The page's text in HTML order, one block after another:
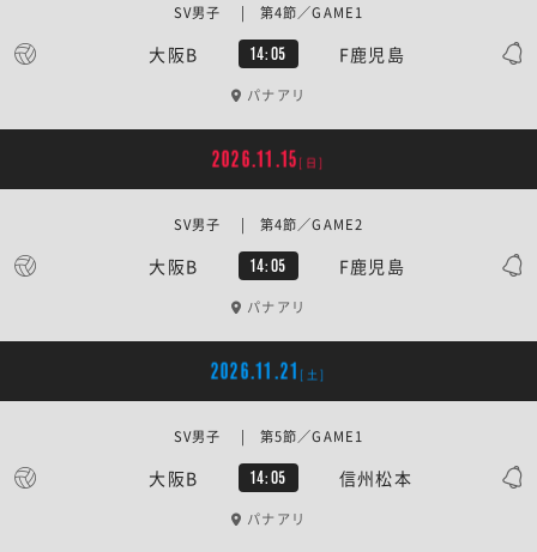
大阪B 14:05 F鹿児島
SV男子 | 第4節／GAME1
パナアリ
2026.11.15 [日]
大阪B 14:05 F鹿児島
SV男子 | 第4節／GAME2
パナアリ
2026.11.21 [土]
大阪B 14:05 信州松本
SV男子 | 第5節／GAME1
パナアリ